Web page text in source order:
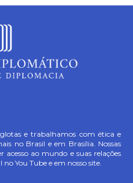
e trabalhamos com ética e
no Brasil e em Brasília. Nossas
acesso ao mundo e suas relações
You Tube e em nosso site.